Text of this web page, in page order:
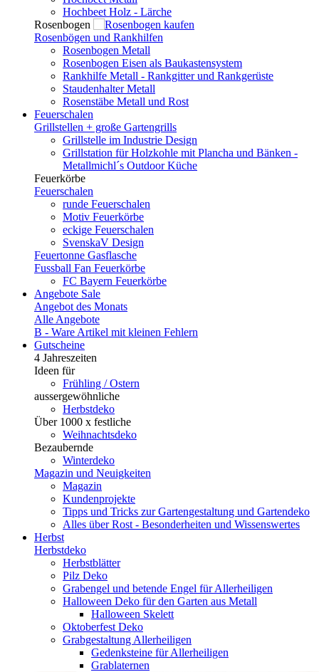
Hochbeet Holz - Lärche
Rosenbogen
Rosenbögen und Rankhilfen
Rosenbogen Metall
Rosenbogen Eisen als Baukastensystem
Rankhilfe Metall - Rankgitter und Rankgerüste
Staudenhalter Metall
Rosenstäbe Metall und Rost
Feuerschalen
Grillstellen + große Gartengrills
Grillstelle im Industrie Design
Grillstation für Holzkohle mit Plancha und Bänken -
Metallmichl´s Outdoor Küche
Feuerkörbe
Feuerschalen
runde Feuerschalen
Motiv Feuerkörbe
eckige Feuerschalen
SvenskaV Design
Feuertonne Gasflasche
Fussball Fan Feuerkörbe
FC Bayern Feuerkörbe
Angebote Sale
Angebot des Monats
Alle Angebote
B - Ware Artikel mit kleinen Fehlern
Gutscheine
4 Jahreszeiten
Ideen für
Frühling / Ostern
aussergewöhnliche
Herbstdeko
Über 1000 x festliche
Weihnachtsdeko
Bezaubernde
Winterdeko
Magazin und Neuigkeiten
Magazin
Kundenprojekte
Tipps und Tricks zur Gartengestaltung und Gartendeko
Alles über Rost - Besonderheiten und Wissenswertes
Herbst
Herbstdeko
Herbstblätter
Pilz Deko
Grabengel und betende Engel für Allerheiligen
Halloween Deko für den Garten aus Metall
Halloween Skelett
Oktoberfest Deko
Grabgestaltung Allerheiligen
Gedenksteine für Allerheiligen
Grablaternen